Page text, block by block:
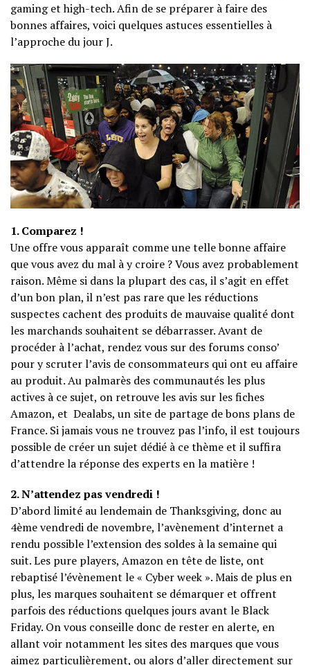
gaming et high-tech. Afin de se préparer à faire des
bonnes affaires, voici quelques astuces essentielles à
l’approche du jour J.
1. Comparez !
Une offre vous apparaît comme une telle bonne affaire
que vous avez du mal à y croire ? Vous avez probablement
raison. Même si dans la plupart des cas, il s’agit en effet
d’un bon plan, il n’est pas rare que les réductions
suspectes cachent des produits de mauvaise qualité dont
les marchands souhaitent se débarrasser. Avant de
procéder à l’achat, rendez vous sur des forums conso’
pour y scruter l’avis de consommateurs qui ont eu affaire
au produit. Au palmarès des communautés les plus
actives à ce sujet, on retrouve les avis sur les fiches
Amazon, et Dealabs, un site de partage de bons plans de
France. Si jamais vous ne trouvez pas l’info, il est toujours
possible de créer un sujet dédié à ce thème et il suffira
d’attendre la réponse des experts en la matière !
2. N’attendez pas vendredi !
D’abord limité au lendemain de Thanksgiving, donc au
4ème vendredi de novembre, l’avènement d’internet a
rendu possible l’extension des soldes à la semaine qui
suit. Les pure players, Amazon en tête de liste, ont
rebaptisé l’évènement le « Cyber week ». Mais de plus en
plus, les marques souhaitent se démarquer et offrent
parfois des réductions quelques jours avant le Black
Friday. On vous conseille donc de rester en alerte, en
allant voir notamment les sites des marques que vous
aimez particulièrement, ou alors d’aller directement sur